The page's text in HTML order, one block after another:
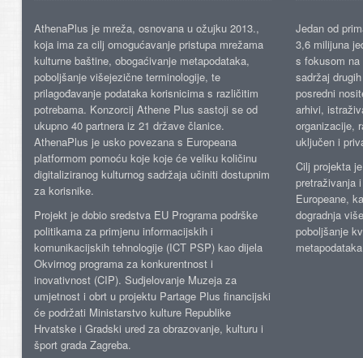
AthenaPlus je mreža, osnovana u ožujku 2013.,
koja ima za cilj omogućavanje pristupa mrežama
kulturne baštine, obogaćivanje metapodataka,
poboljšanje višejezične terminologije, te
prilagođavanje podataka korisnicima s različitim
potrebama. Konzorcij Athene Plus sastoji se od
ukupno 40 partnera iz 21 države članice.
AthenaPlus je usko povezana s Europeana
platformom pomoću koje koje će veliku količinu
digitaliziranog kulturnog sadržaja učiniti dostupnim
za korisnike.
Projekt je dobio sredstva EU Programa podrške
politikama za primjenu informacijskih i
komunikacijskih tehnologije (ICT PSP) kao dijela
Okvirnog programa za konkurentnost i
inovativnost (CIP). Sudjelovanje Muzeja za
umjetnost i obrt u projektu Partage Plus financijski
će podržati Ministarstvo kulture Republike
Hrvatske i Gradski ured za obrazovanje, kulturu i
šport grada Zagreba.
Jedan od
3,6 milijuna
s fokusom
sadržaj
posredni
arhivi,
organizacije,
uključen i
Cilj projekta
pretraživanja
Europeane,
dogradnja
poboljšanje